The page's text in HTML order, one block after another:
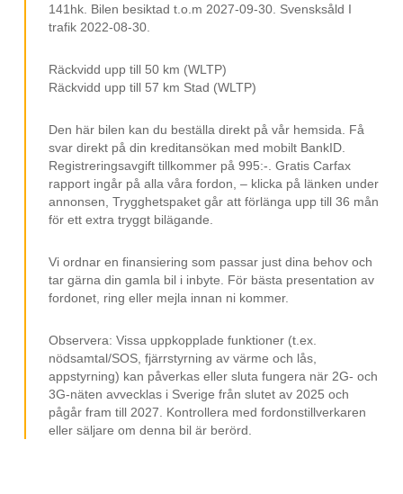
Tonade rutor bak
Multifunktionsratt
Körlägen
Elhissar
LED Strålkastare
16" fälgar
ISOFIX
Svensksåld
Räckvidd upp till 50 km (WLTP)
Räckvidd upp till 57 km Stad (WLTP)
141hk. Bilen besiktad t.o.m 2027-09-30. Svensksåld I
trafik 2022-08-30.
Räckvidd upp till 50 km (WLTP)
Räckvidd upp till 57 km Stad (WLTP)
Den här bilen kan du beställa direkt på vår hemsida. Få
svar direkt på din kreditansökan med mobilt BankID.
Registreringsavgift tillkommer på 995:-. Gratis Carfax
rapport ingår på alla våra fordon, – klicka på länken under
annonsen, Trygghetspaket går att förlänga upp till 36 mån
för ett extra tryggt bilägande.
Vi ordnar en finansiering som passar just dina behov och
tar gärna din gamla bil i inbyte. För bästa presentation av
fordonet, ring eller mejla innan ni kommer.
Observera: Vissa uppkopplade funktioner (t.ex.
nödsamtal/SOS, fjärrstyrning av värme och lås,
appstyrning) kan påverkas eller sluta fungera när 2G- och
3G-näten avvecklas i Sverige från slutet av 2025 och
pågår fram till 2027. Kontrollera med fordonstillverkaren
eller säljare om denna bil är berörd.